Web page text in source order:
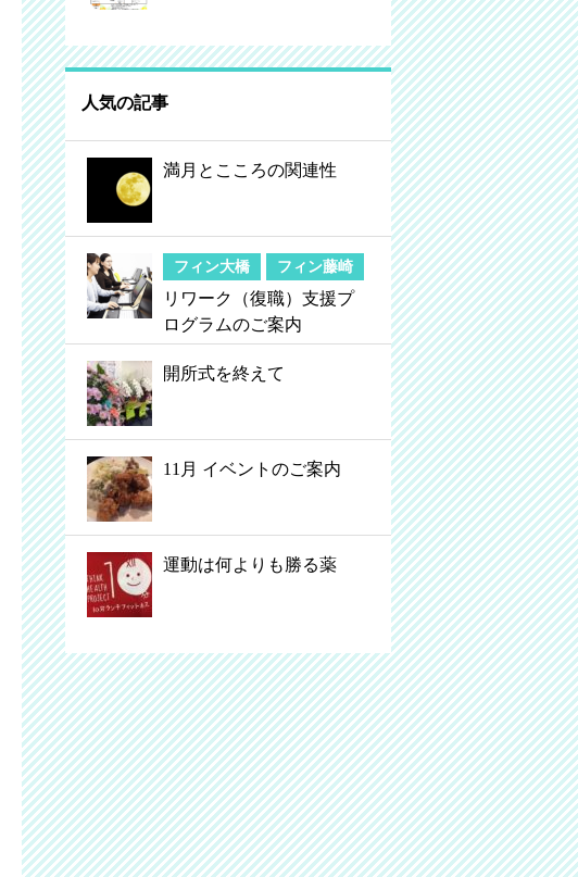
人気の記事
満月とこころの関連性
フィン大橋 フィン藤崎
リワーク（復職）支援プ
ログラムのご案内
開所式を終えて
11月 イベントのご案内
運動は何よりも勝る薬